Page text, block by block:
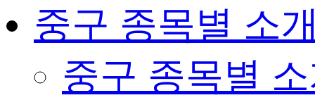
중구 종목별 소
중구 종목별